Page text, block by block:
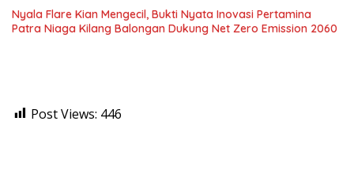
Nyala Flare Kian Mengecil, Bukti Nyata Inovasi Pertamina
Patra Niaga Kilang Balongan Dukung Net Zero Emission 2060
Post Views: 446